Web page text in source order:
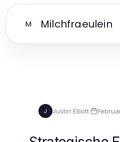
M Milchfraeulein
J Justin Elliott·